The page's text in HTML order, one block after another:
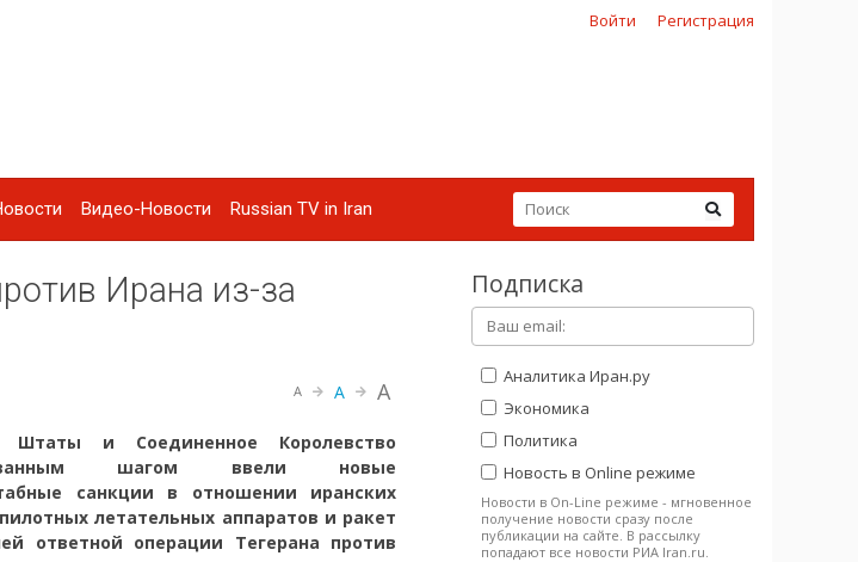
Войти Регистрация
Видео-Новости Russian TV in Iran
Ирана из-за
A A A
Штаты и Соединенное Королевство
шагом ввели новые
санкции в отношении иранских
летательных аппаратов и ракет
ответной операции Тегерана против
Подписка
Аналитика Иран.ру
Экономика
Политика
Новость в Online режиме
Новости в On-Line режиме - мгновенное
получение новости сразу после
публикации на сайте. В рассылку
попадают все новости РИА Iran.ru.